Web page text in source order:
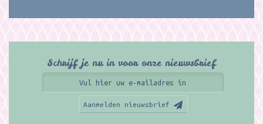
Schrijf je nu in voor onze nieuwsbrief
Aanmelden nieuwsbrief